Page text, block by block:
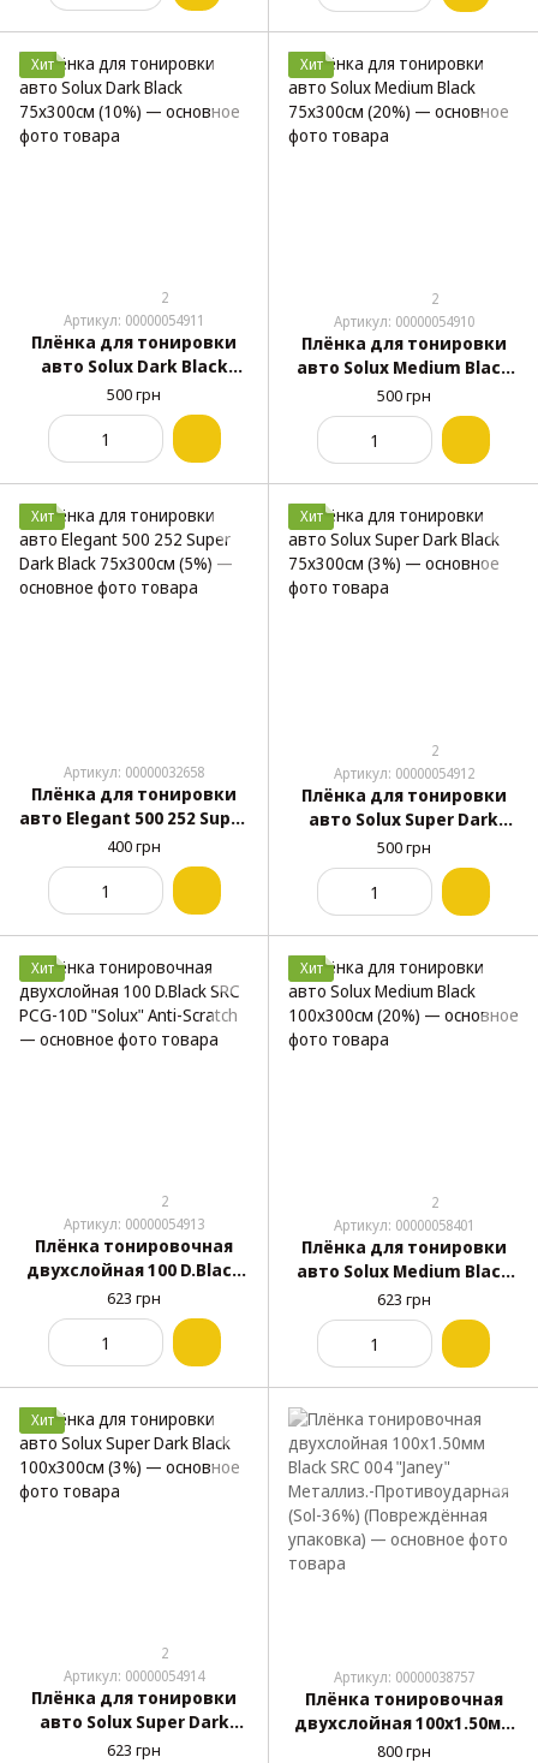
Хит
2
Артикул: 00000054911
Плёнка для тонировки
авто Solux Dark Black
75х300см (10%)
500 грн
Хит
2
Артикул: 00000054910
Плёнка для тонировки
авто Solux Medium Black
75х300см (20%)
500 грн
Хит
Артикул: 00000032658
Плёнка для тонировки
авто Elegant 500 252 Super
Dark Black 75х300см (5%)
400 грн
Хит
2
Артикул: 00000054912
Плёнка для тонировки
авто Solux Super Dark
Black 75х300см (3%)
500 грн
Хит
2
Артикул: 00000054913
Плёнка тонировочная
двухслойная 100 D.Black
SRC PCG-10D "Solux" Anti-
Scratch
623 грн
Хит
2
Артикул: 00000058401
Плёнка для тонировки
авто Solux Medium Black
100х300см (20%)
623 грн
Хит
2
Артикул: 00000054914
Плёнка для тонировки
авто Solux Super Dark
Black 100х300см (3%)
623 грн
Артикул: 00000038757
Плёнка тонировочная
двухслойная 100x1.50мм
Black SRC 004 "Janey"
800 грн